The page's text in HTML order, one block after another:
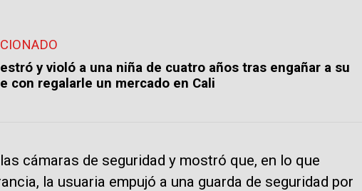
y violó a una niña de cuatro años tras engañar a su
con regalarle un mercado en Cali
cámaras de seguridad y mostró que, en lo que
la usuaria empujó a una guarda de seguridad por